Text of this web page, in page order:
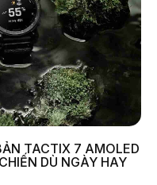
TACTIX 7 AMOLED
DÙ NGÀY HAY